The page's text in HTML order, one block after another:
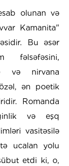
olunan və
Kamanita"
Bu əsər
fəlsəfəsini,
və nirvana
ən poetik
Romanda
və eşq
vasitəsilə
ucalan yolu
etdi ki, o,